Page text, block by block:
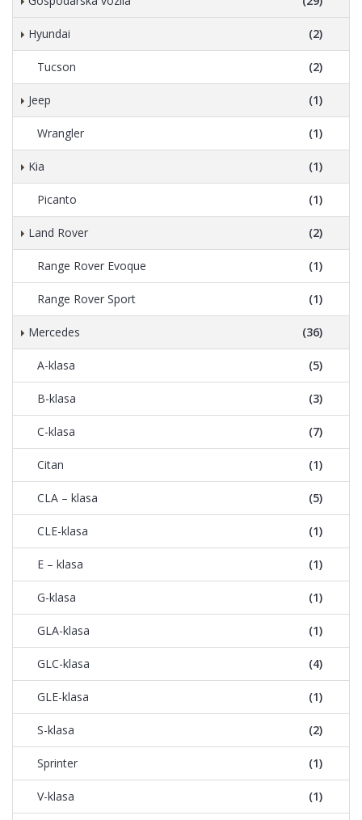
Hyundai (2)
Tucson (2)
Jeep (1)
Wrangler (1)
Kia (1)
Picanto (1)
Land Rover (2)
Range Rover Evoque (1)
Range Rover Sport (1)
Mercedes (36)
A-klasa (5)
B-klasa (3)
C-klasa (7)
Citan (1)
CLA – klasa (5)
CLE-klasa (1)
E – klasa (1)
G-klasa (1)
GLA-klasa (1)
GLC-klasa (4)
GLE-klasa (1)
S-klasa (2)
Sprinter (1)
V-klasa (1)